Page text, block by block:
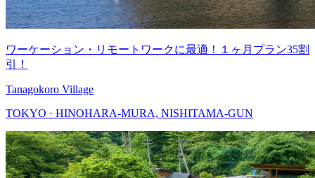
ワーケーション・リモートワークに最適！１ヶ月プラン35割
引！
Tanagokoro Village
TOKYO · HINOHARA-MURA, NISHITAMA-GUN